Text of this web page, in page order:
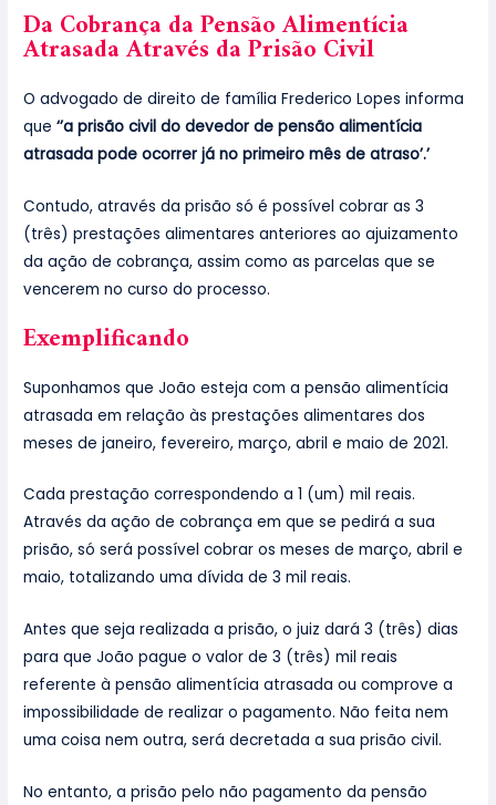
Da Cobrança da Pensão Alimentícia
Atrasada Através da Prisão Civil
O advogado de direito de família Frederico Lopes informa
que ‘’a prisão civil do devedor de pensão alimentícia
atrasada pode ocorrer já no primeiro mês de atraso’.’
Contudo, através da prisão só é possível cobrar as 3
(três) prestações alimentares anteriores ao ajuizamento
da ação de cobrança, assim como as parcelas que se
vencerem no curso do processo.
Exemplificando
Suponhamos que João esteja com a pensão alimentícia
atrasada em relação às prestações alimentares dos
meses de janeiro, fevereiro, março, abril e maio de 2021.
Cada prestação correspondendo a 1 (um) mil reais.
Através da ação de cobrança em que se pedirá a sua
prisão, só será possível cobrar os meses de março, abril e
maio, totalizando uma dívida de 3 mil reais.
Antes que seja realizada a prisão, o juiz dará 3 (três) dias
para que João pague o valor de 3 (três) mil reais
referente à pensão alimentícia atrasada ou comprove a
impossibilidade de realizar o pagamento. Não feita nem
uma coisa nem outra, será decretada a sua prisão civil.
No entanto, a prisão pelo não pagamento da pensão